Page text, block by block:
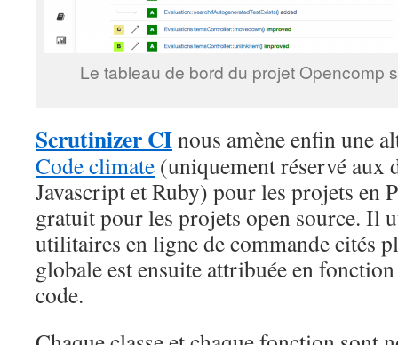
Le tableau de bord du projet Opencomp
Scrutinizer CInous amène enfin une
Code climate (uniquement réservé aux
Javascript et Ruby) pour les projets en
gratuit pour les projets open source. Il
utilitaires en ligne de commande cités
globale est ensuite attribuée en
code.